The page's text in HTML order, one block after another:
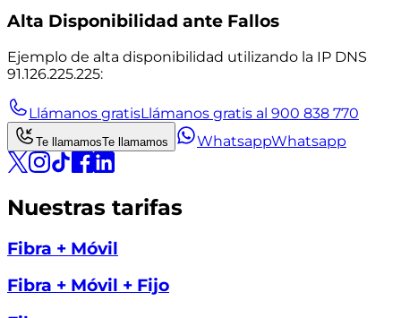
Alta Disponibilidad ante Fallos
Ejemplo de alta disponibilidad utilizando la IP DNS
91.126.225.225:
Llámanos gratisLlámanos gratis al 900 838 770
Te llamamosTe llamamos WhatsappWhatsapp
Nuestras tarifas
Fibra + Móvil
Fibra + Móvil + Fijo